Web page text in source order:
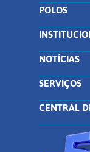
POLOS
NOTÍCIAS
SERVIÇOS
CENTRAL